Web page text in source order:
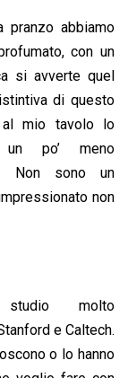
abbiamo
con un
si avverte quel
di questo
al mio tavolo lo
un po’ meno
Non sono un
non
molto
e Caltech.
o lo hanno